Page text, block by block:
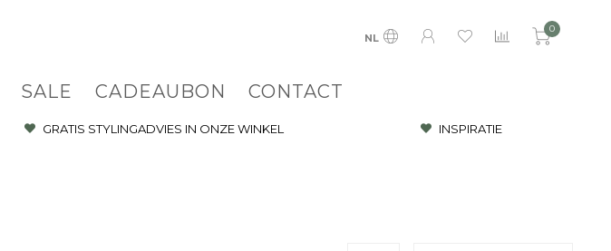
NL
0
SALE CADEAUBON CONTACT
GRATIS STYLINGADVIES IN ONZE WINKEL INSPIRATIE